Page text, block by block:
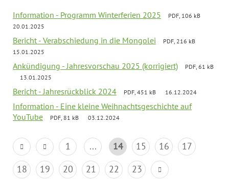
Information - Programm Winterferien 2025
PDF, 106 kB
20.01.2025
Bericht - Verabschiedung in die Mongolei
PDF, 216 kB
15.01.2025
Ankündigung - Jahresvorschau 2025 (korrigiert)
PDF, 61 kB
13.01.2025
Bericht - Jahresrückblick 2024 PDF, 451 kB 16.12.2024
Information - Eine kleine Weihnachtsgeschichte auf
YouTube
PDF, 81 kB 03.12.2024
1 ... 14 15 16
17
18
19 20 21 22 23